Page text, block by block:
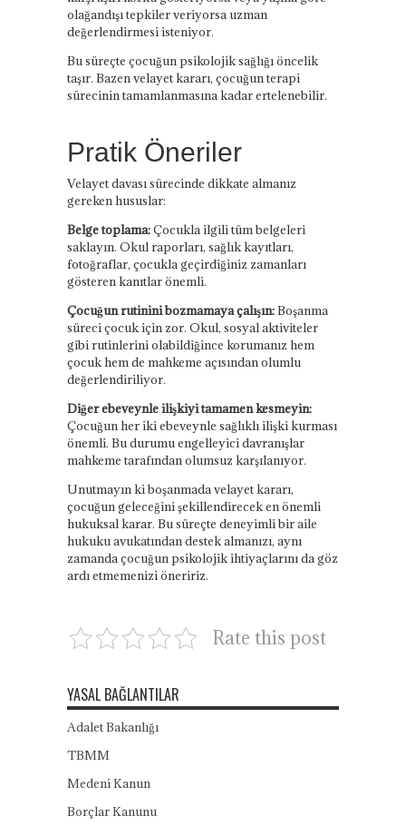
olağandışı tepkiler veriyorsa uzman
değerlendirmesi isteniyor.
Bu süreçte çocuğun psikolojik sağlığı öncelik
taşır. Bazen velayet kararı, çocuğun terapi
sürecinin tamamlanmasına kadar ertelenebilir.
Pratik Öneriler
Velayet davası sürecinde dikkate almanız
gereken hususlar:
Belge toplama:Çocukla ilgili tüm belgeleri
saklayın. Okul raporları, sağlık kayıtları,
fotoğraflar, çocukla geçirdiğiniz zamanları
gösteren kanıtlar önemli.
Çocuğun rutinini bozmamaya çalışın:Boşanma
süreci çocuk için zor. Okul, sosyal aktiviteler
gibi rutinlerini olabildiğince korumanız hem
çocuk hem de mahkeme açısından olumlu
değerlendiriliyor.
Diğer ebeveynle ilişkiyi tamamen kesmeyin:
Çocuğun her iki ebeveynle sağlıklı ilişki kurması
önemli. Bu durumu engelleyici davranışlar
mahkeme tarafından olumsuz karşılanıyor.
Unutmayın ki boşanmada velayet kararı,
çocuğun geleceğini şekillendirecek en önemli
hukuksal karar. Bu süreçte deneyimli bir aile
hukuku avukatından destek almanızı, aynı
zamanda çocuğun psikolojik ihtiyaçlarını da göz
ardı etmemenizi öneririz.
Rate this post
YASAL BAĞLANTILAR
Adalet Bakanlığı
TBMM
Medeni Kanun
Borçlar Kanunu